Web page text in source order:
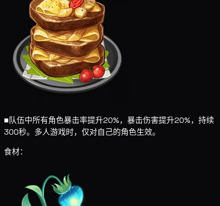
■队伍中所有角色暴击率提升20%，暴击伤害提升20%，持续
300秒。多人游戏时，仅对自己的角色生效。
食材：